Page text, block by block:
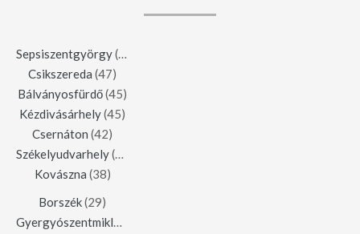
Sepsiszentgyörgy(123)
Csikszereda (47)
Bálványosfürdő(45)
Kézdivásárhely(45)
Csernáton (42)
Székelyudvarhely(42)
Kovászna (38)
Borszék(29)
Gyergyószentmiklós